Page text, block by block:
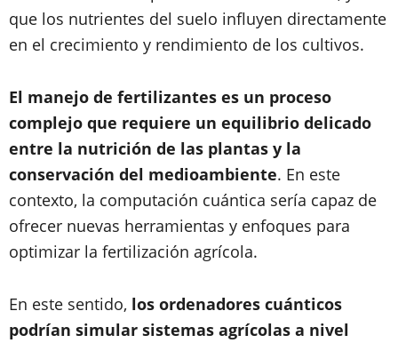
que los nutrientes del suelo influyen directamente
en el crecimiento y rendimiento de los cultivos.
El manejo de fertilizantes es un proceso
complejo que requiere un equilibrio delicado
entre la nutrición de las plantas y la
conservación del medioambiente. En este
contexto, la computación cuántica sería capaz de
ofrecer nuevas herramientas y enfoques para
optimizar la fertilización agrícola.
En este sentido, los ordenadores cuánticos
podrían simular sistemas agrícolas a nivel